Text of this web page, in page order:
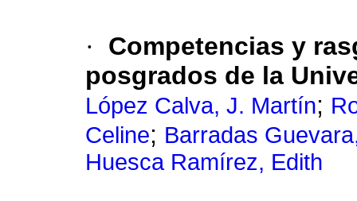
·
Competencias y
posgrados de la
López Calva, J. Martín;
Celine; Barradas
Huesca Ramírez, Edith